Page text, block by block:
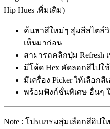
Hip Hues เพิ่มเติม)
ค้นหาสีใหม่ๆ สุ่มสีสไตล์วิ
เห็นมาก่อน
สามารถคลิกปุ่ม Refresh
มีโค้ด Hex คัดลอกสีไปใ
มีเครื่อง Picker ให้เลือกสี
พร้อมฟังก์ชั่นพิเศษ อื่นๆ
Note : โปรแกรมสุ่มเลือกสีฮิปใ